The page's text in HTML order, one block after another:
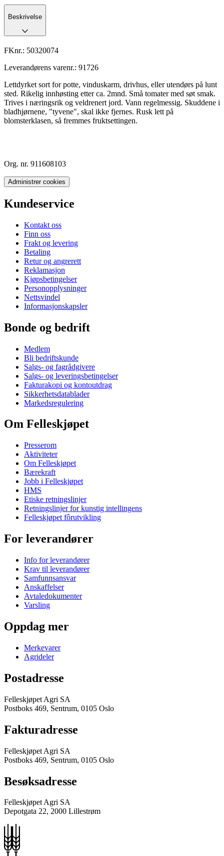
Beskrivelse
FKnr.: 50320074
Leverandørens varenr.: 91726
Lettdyrket sort for potte, vinduskarm, drivhus, eller utendørs på lunt
sted. Rikelig innhøsting etter ca. 2mnd. Små tomater med søt smak.
Trives i næringsrik og veldrenert jord. Vann regelmessig. Skuddene i
bladhjørnene, "tyvene", skal ikke fjernes. Rusk lett på
blomsterklasen, så fremmes fruktsettingen.
Org. nr. 911608103
Administrer cookies
Kundeservice
Kontakt oss
Finn oss
Frakt og levering
Betaling
Retur og angrerett
Reklamasjon
Kjøpsbetingelser
Personopplysninger
Nettsvindel
Informasjonskapsler
Bonde og bedrift
Medlem
Bli bedriftskunde
Salgs- og fagrådgivere
Salgs- og leveringsbetingelser
Fakturakopi og kontoutdrag
Sikkerhetsdatablader
Markedsregulering
Om Felleskjøpet
Presserom
Aktiviteter
Om Felleskjøpet
Bærekraft
Jobb i Felleskjøpet
HMS
Etiske retningslinjer
Retningslinjer for kunstig intellingens
Felleskjøpet fôrutvikling
For leverandører
Info for leverandører
Krav til leverandører
Samfunnsansvar
Anskaffelser
Avtaledokumenter
Varsling
Oppdag mer
Merkevarer
Agrideler
Postadresse
Felleskjøpet Agri SA
Postboks 469, Sentrum, 0105 Oslo
Fakturadresse
Felleskjøpet Agri SA
Postboks 469, Sentrum, 0105 Oslo
Besøksadresse
Felleskjøpet Agri SA
Depotgata 22, 2000 Lillestrøm